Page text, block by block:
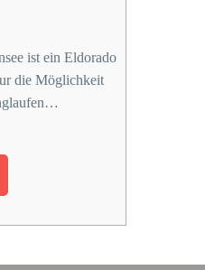
ist ein Eldorado
die Möglichkeit